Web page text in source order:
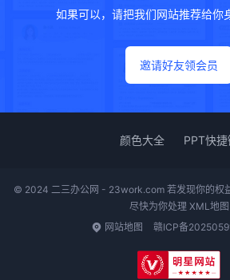
如果可以，请把我们网站推荐给你
邀请好友领会员
颜色大全 PPT快捷
© 2024 二三办公网 - 23work.com 若发现你的权
尽快为你处理 XML地图
网站地图
赣ICP备